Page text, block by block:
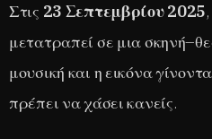
Στις 23 Σεπτεμβρίου 2025
μετατραπεί σε μια
μουσική και η εικόνα
πρέπει να χάσει κανείς.